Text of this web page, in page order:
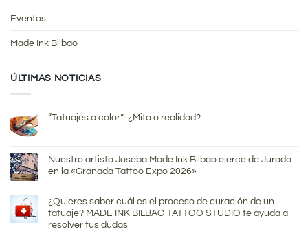
Eventos
Made Ink Bilbao
ÚLTIMAS NOTICIAS
“Tatuajes a color”: ¿Mito o realidad?
Nuestro artista Joseba Made Ink Bilbao ejerce de Jurado
en la «Granada Tattoo Expo 2026»
¿Quieres saber cuál es el proceso de curación de un
tatuaje? MADE INK BILBAO TATTOO STUDIO te ayuda a
resolver tus dudas